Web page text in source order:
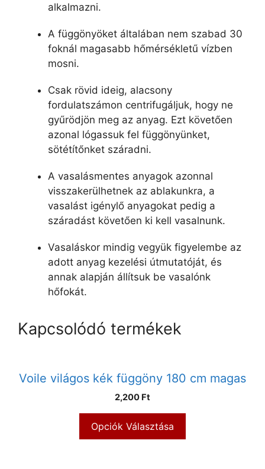
alkalmazni.
A függönyöket általában nem szabad 30
foknál magasabb hőmérsékletű vízben
mosni.
Csak rövid ideig, alacsony
fordulatszámon centrifugáljuk, hogy ne
gyűrödjön meg az anyag. Ezt követően
azonal lógassuk fel függönyünket,
sötétítőnket száradni.
A vasalásmentes anyagok azonnal
visszakerülhetnek az ablakunkra, a
vasalást igénylő anyagokat pedig a
száradást követően ki kell vasalnunk.
Vasaláskor mindig vegyük figyelembe az
adott anyag kezelési útmutatóját, és
annak alapján állítsuk be vasalónk
hőfokát.
Kapcsolódó termékek
Voile világos kék függöny 180 cm magas
2,200 Ft
Opciók Választása